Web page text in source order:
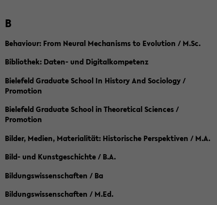
B
Behaviour: From Neural Mechanisms to Evolution / M.Sc.
Bibliothek: Daten- und Digitalkompetenz
Bielefeld Graduate School In History And Sociology /
Promotion
Bielefeld Graduate School in Theoretical Sciences /
Promotion
Bilder, Medien, Materialität: Historische Perspektiven / M.A.
Bild- und Kunstgeschichte / B.A.
Bildungswissenschaften / Ba
Bildungswissenschaften / M.Ed.